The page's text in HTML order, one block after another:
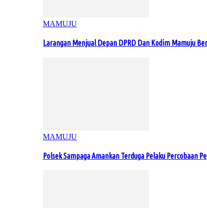
MAMUJU
Larangan Menjual Depan DPRD Dan Kodim Mamuju
MAMUJU
Polsek Sampaga Amankan Terduga Pelaku Percobaan